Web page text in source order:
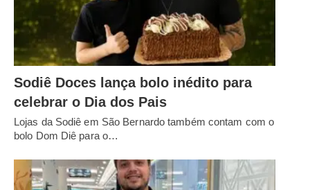
Sodiê Doces lança bolo inédito para
celebrar o Dia dos Pais
Lojas da Sodiê em São Bernardo também contam com o
bolo Dom Diê para o…